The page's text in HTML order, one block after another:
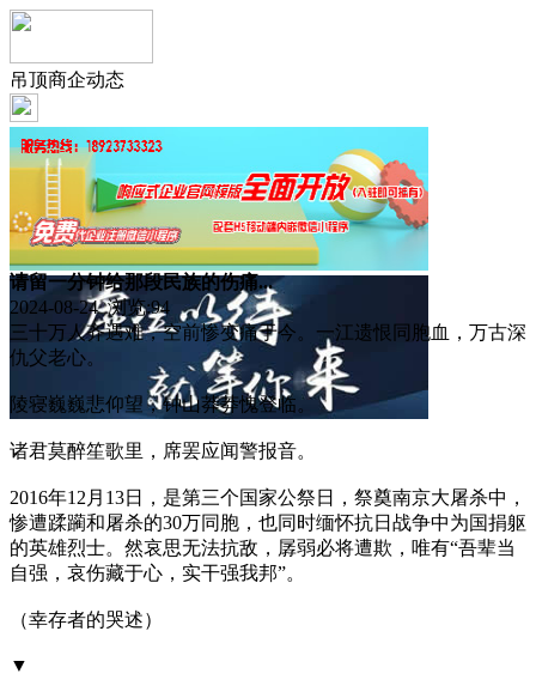
吊顶商企动态
请留一分钟给那段民族的伤痛...
2024-08-24 浏览:94
三十万人齐遇难，空前惨变痛于今。一江遗恨同胞血，万古深
仇父老心。
陵寝巍巍悲仰望，钟山莽莽愧登临。
诸君莫醉笙歌里，席罢应闻警报音。
2016年12月13日，是第三个国家公祭日，祭奠南京大屠杀中，
惨遭蹂躏和屠杀的30万同胞，也同时缅怀抗日战争中为国捐躯
的英雄烈士。然哀思无法抗敌，孱弱必将遭欺，唯有“吾辈当
自强，哀伤藏于心，实干强我邦”。
（幸存者的哭述）
▼